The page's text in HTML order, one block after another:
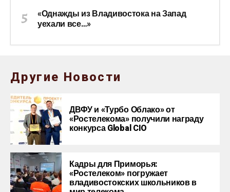
«Однажды из Владивостока на Запад
уехали все…»
Другие Новости
ДВФУ и «Турбо Облако» от
«Ростелекома» получили награду
конкурса Global CIO
Кадры для Приморья:
«Ростелеком» погружает
владивостокских школьников в